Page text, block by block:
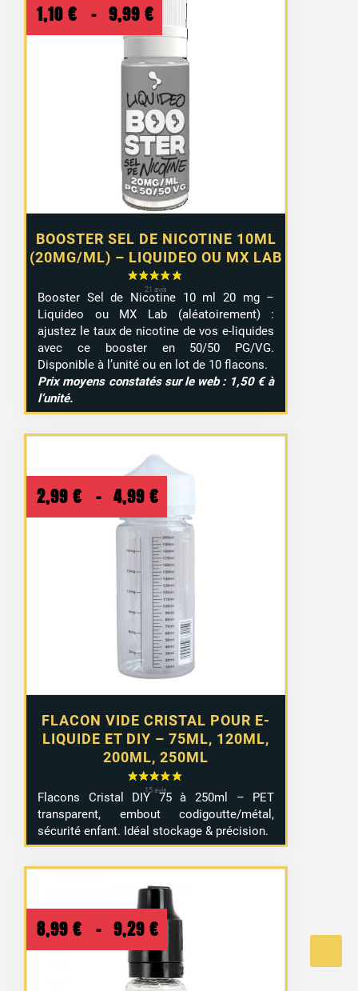
BOOSTER SEL DE NICOTINE 10ML
(20MG/ML) – LIQUIDEO OU MX LAB
1,10 € – 9,99 €
Plage
de
prix :
1,10 €
à
9,99 €
Booster Sel de Nicotine 10 ml 20 mg –
Liquideo ou MX Lab (aléatoirement) :
ajustez le taux de nicotine de vos e-liquides
avec ce booster en 50/50 PG/VG.
Disponible à l’unité ou en lot de 10 flacons.
Prix moyens constatés sur le web : 1,50 € à
l’unité.
FLACON VIDE CRISTAL POUR E-
LIQUIDE ET DIY – 75ML, 120ML,
200ML, 250ML
2,99 € – 4,99 €
de
prix :
2,99 €
à
4,99 €
Flacons Cristal DIY 75 à 250ml – PET
transparent, embout codigoutte/métal,
sécurité enfant. Idéal stockage & précision.
8,99 € – 9,29 € Plage
de